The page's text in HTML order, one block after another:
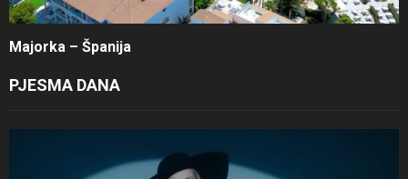
Majorka – Španija
PJESMA DANA